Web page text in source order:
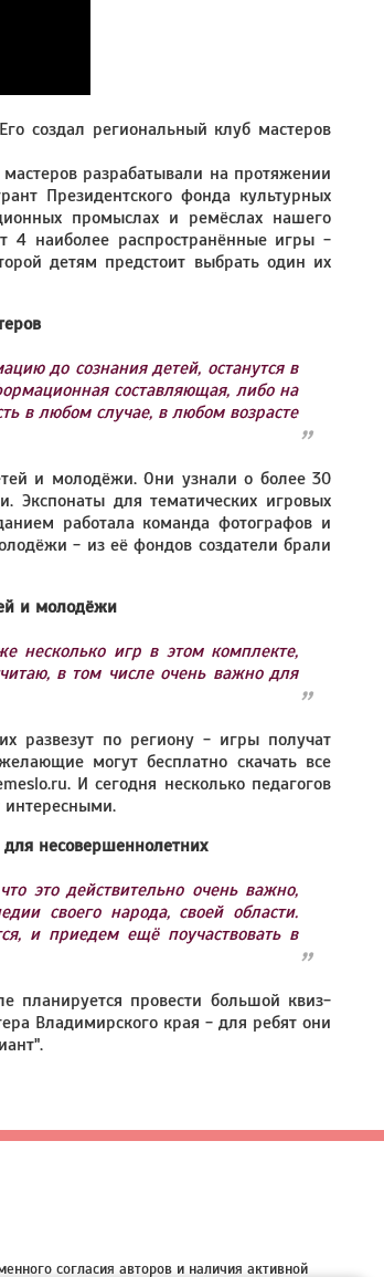
создал региональный клуб мастеров
разрабатывали на протяжении
Президентского фонда культурных
промыслах и ремёслах нашего
4 наиболее распространённые игры -
детям предстоит выбрать один их
до сознания детей, останутся в
составляющая, либо на
в любом случае, в любом возрасте
и молодёжи. Они узнали о более 30
Экспонаты для тематических игровых
работала команда фотографов и
- из её фондов создатели брали
и молодёжи
несколько игр в этом комплекте,
в том числе очень важно для
развезут по региону - игры получат
могут бесплатно скачать все
И сегодня несколько педагогов
для несовершеннолетних
это действительно очень важно,
своего народа, своей области.
и приедем ещё поучаствовать в
планируется провести большой квиз-
Владимирского края - для ребят они
согласия авторов и наличия активной